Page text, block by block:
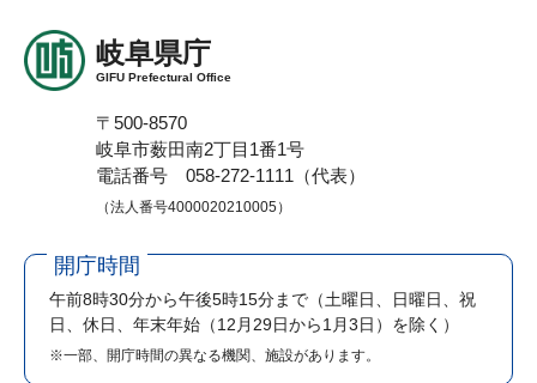
岐阜県庁
GIFU Prefectural Office
〒500-8570
岐阜市薮田南2丁目1番1号
電話番号 058-272-1111（代表）
（法人番号4000020210005）
開庁時間
午前8時30分から午後5時15分まで （土曜日、日曜日、祝
日、休日、年末年始（12月29日から1月3日）を除く）
※一部、開庁時間の異なる機関、施設があります。